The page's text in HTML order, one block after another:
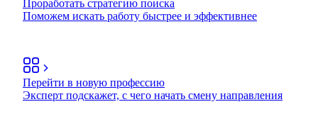
Проработать стратегию поиска
Поможем искать работу быстрее и эффективнее
Перейти в новую профессию
Эксперт подскажет, с чего начать смену направления